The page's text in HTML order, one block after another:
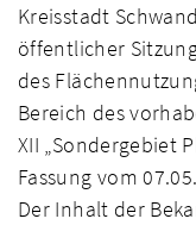
Kreisstadt
öffentlicher
des
Bereich des
XII „Sondergebiet
Fassung vom
Der Inhalt der